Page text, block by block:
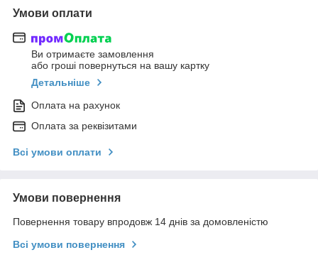
Умови оплати
Ви отримаєте замовлення
або гроші повернуться на вашу картку
Детальніше
Оплата на рахунок
Оплата за реквізитами
Всі умови оплати
Умови повернення
Повернення товару впродовж 14 днів за домовленістю
Всі умови повернення